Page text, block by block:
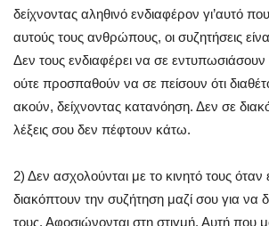
δείχνοντας αληθινό ενδιαφέρον γι’αυτό
αυτούς τους ανθρώπους, οι συζητήσεις
Δεν τους ενδιαφέρει να σε εντυπωσιάσουν
ούτε προσπαθούν να σε πείσουν ότι
ακούν, δείχνοντας κατανόηση. Δεν σε
λέξεις σου δεν πέφτουν κάτω.
2) Δεν ασχολούνται με το κινητό τους όταν
διακόπτουν την συζήτηση μαζί σου για να
τους. Αφοσιώνονται στη στιγμή. Αυτή που